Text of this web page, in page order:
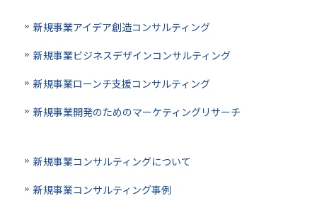
新規事業アイデア創造コンサルティング
新規事業ビジネスデザインコンサルティング
新規事業ローンチ支援コンサルティング
新規事業開発のためのマーケティングリサーチ
新規事業コンサルティングについて
新規事業コンサルティング事例